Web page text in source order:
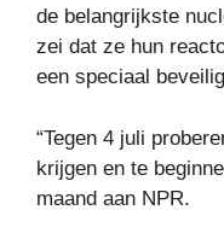
de belangrijkste
zei dat ze hun
een speciaal
“Tegen 4 juli
krijgen en te
maand aan NPR.